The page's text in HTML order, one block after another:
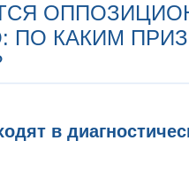
ПО КАКИМ
в